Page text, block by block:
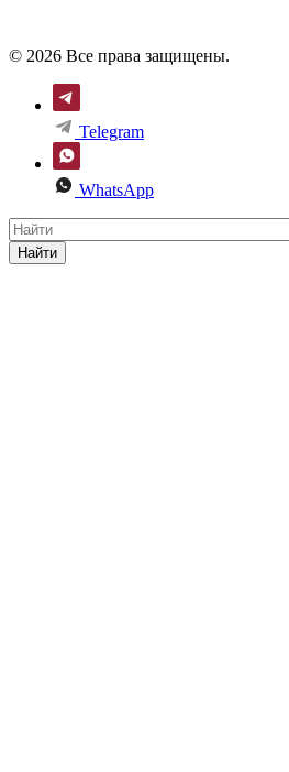
© 2026 Все права защищены.
Telegram
WhatsApp
Найти